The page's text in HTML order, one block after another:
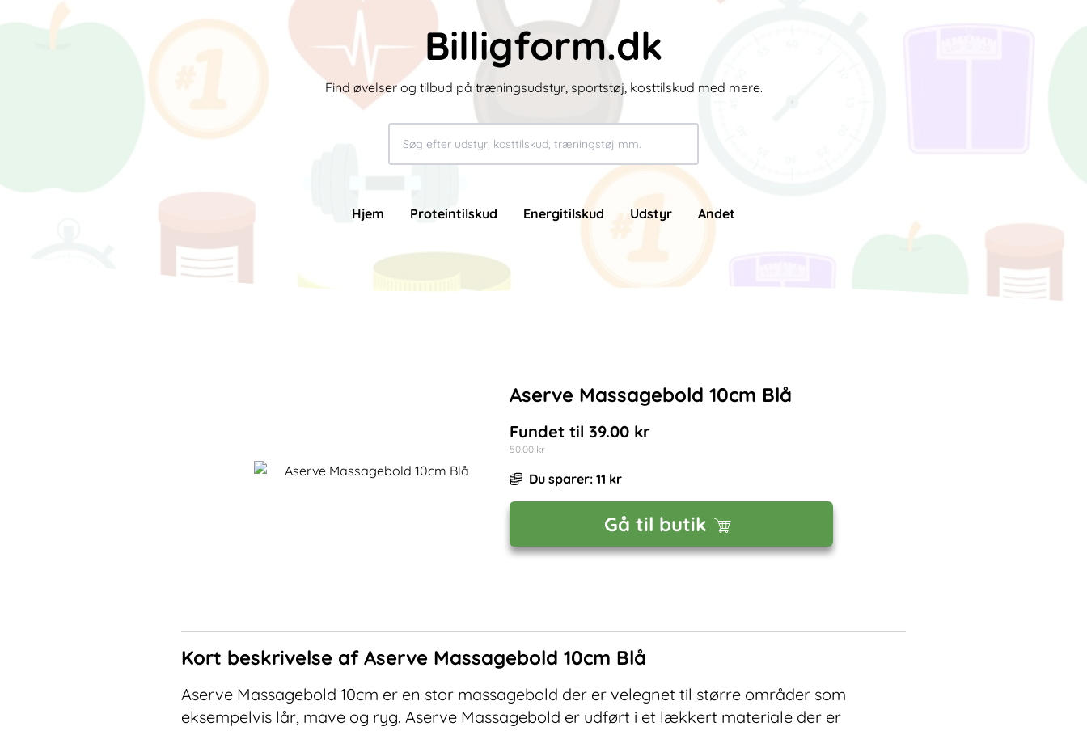
Billigform.dk
Find øvelser og tilbud på træningsudstyr, sportstøj, kosttilskud med mere.
Hjem Proteintilskud Energitilskud Udstyr Andet
Aserve Massagebold 10cm Blå
Fundet til 39.00 kr
50.00kr
Du sparer: 11 kr
Gå til butik
Kort beskrivelse af Aserve Massagebold 10cm Blå
Aserve Massagebold 10cm er en stor massagebold der er velegnet til større områder som
eksempelvis lår, mave og ryg. Aserve Massagebold er udført i et lækkert materiale der er